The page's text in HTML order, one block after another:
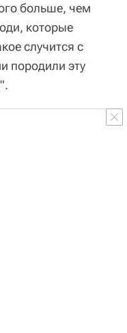
больше, чем
которые
случится с
породили эту